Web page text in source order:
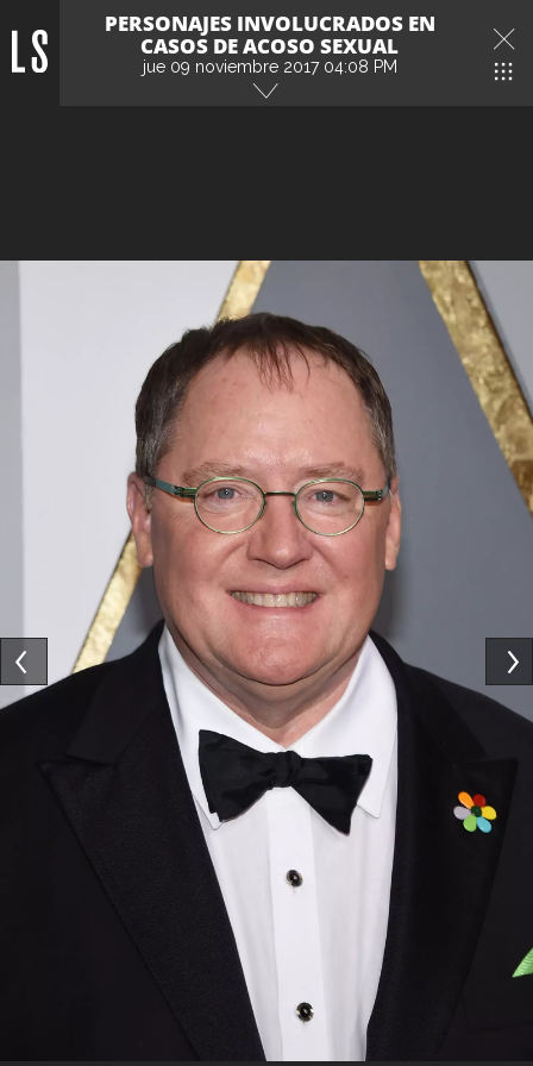
PERSONAJES INVOLUCRADOS EN
CASOS DE ACOSO SEXUAL
jue 09 noviembre 2017 04:08 PM